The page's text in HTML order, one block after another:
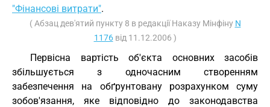
"Фінансові витрати".
( Абзац дев'ятий пункту 8 в редакції Наказу Мінфіну N
1176від 11.12.2006 )
Первісна вартість об'єкта основних засобів
збільшується з одночасним створенням
забезпечення на обґрунтовану розрахунком суму
зобов'язання, яке відповідно до законодавства